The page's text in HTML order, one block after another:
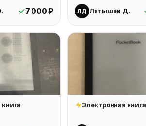
7 000 ₽ ЛД Латышев Д.
Электронная книга